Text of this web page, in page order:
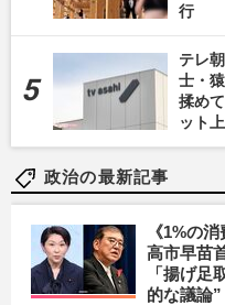
行
テレ
士・
揉め
ット
政治の最新記事
《1%の
高市早苗
「揚げ足
的な議論”